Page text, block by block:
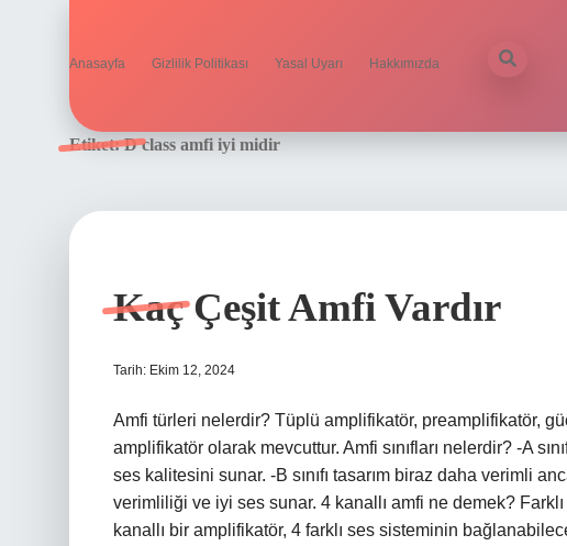
Anasayfa Gizlilik Politikası Yasal Uyarı Hakkımızda
Etiket:D class amfi iyi midir
Kaç Çeşit Amfi Vardır
Tarih: Ekim 12, 2024
Amfi türleri nelerdir? Tüplü amplifikatör, preamplifikatör,
amplifikatör olarak mevcuttur. Amfi sınıfları nelerdir? -A
ses kalitesini sunar. -B sınıfı tasarım biraz daha verimli
verimliliği ve iyi ses sunar. 4 kanallı amfi ne demek?
kanallı bir amplifikatör, 4 farklı ses sisteminin